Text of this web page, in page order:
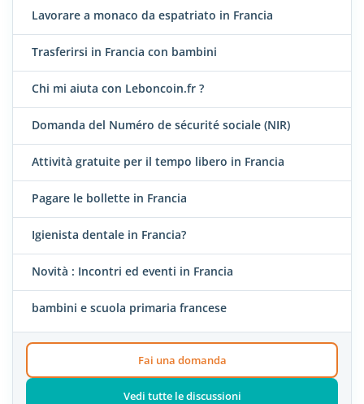
Lavorare a monaco da espatriato in Francia
Trasferirsi in Francia con bambini
Chi mi aiuta con Leboncoin.fr ?
Domanda del Numéro de sécurité sociale (NIR)
Attività gratuite per il tempo libero in Francia
Pagare le bollette in Francia
Igienista dentale in Francia?
Novità : Incontri ed eventi in Francia
bambini e scuola primaria francese
Fai una domanda
Vedi tutte le discussioni